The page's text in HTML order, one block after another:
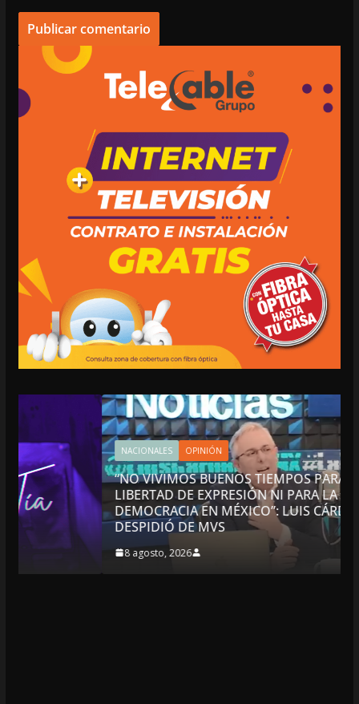
NACIONALES OPINIÓN
“NO VIVIMOS BUENOS TIEMPOS PARA LA
LIBERTAD DE EXPRESIÓN NI PARA LA
DEMOCRACIA EN MÉXICO”: LUIS CÁRDENAS; SE
DESPIDIÓ DE MVS
8 agosto, 2026